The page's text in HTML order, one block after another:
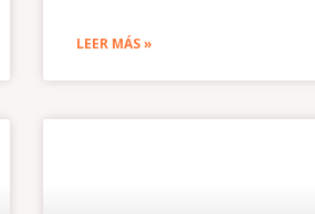
LEER MÁS »